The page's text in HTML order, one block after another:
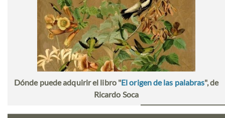
Dónde puede adquirir el libro "El origen de las palabras", de
Ricardo Soca